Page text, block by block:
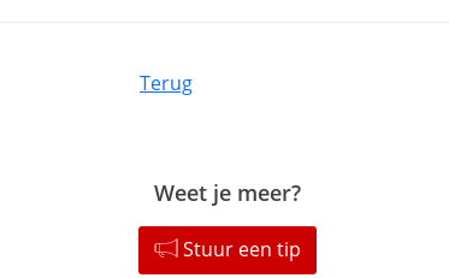
Terug
Weet je meer?
Stuur een tip